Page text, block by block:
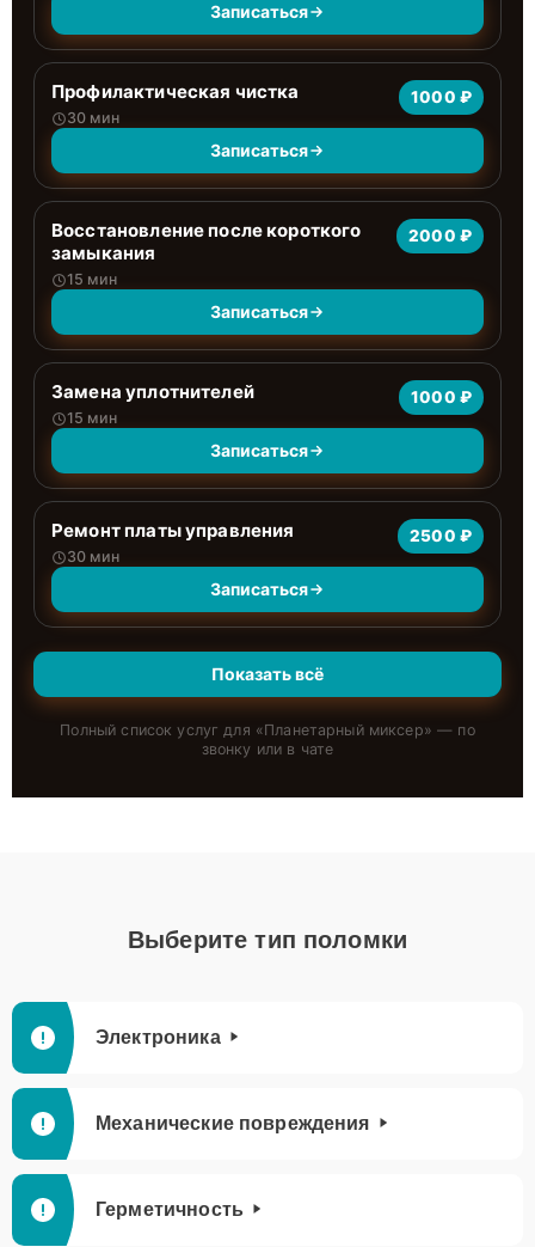
Записаться
Профилактическая чистка
30 мин
1000 ₽
Записаться
Восстановление после короткого
замыкания
15 мин
2000 ₽
Записаться
Замена уплотнителей
15 мин
1000 ₽
Записаться
Ремонт платы управления
30 мин
2500 ₽
Записаться
Показать всё
Полный список услуг для «Планетарный миксер» — по
звонку или в чате
Выберите тип поломки
Электроника
Механические повреждения
Герметичность